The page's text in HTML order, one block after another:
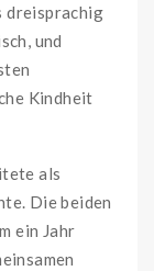
dreisprachig
und
Kindheit
als
Die beiden
ein Jahr